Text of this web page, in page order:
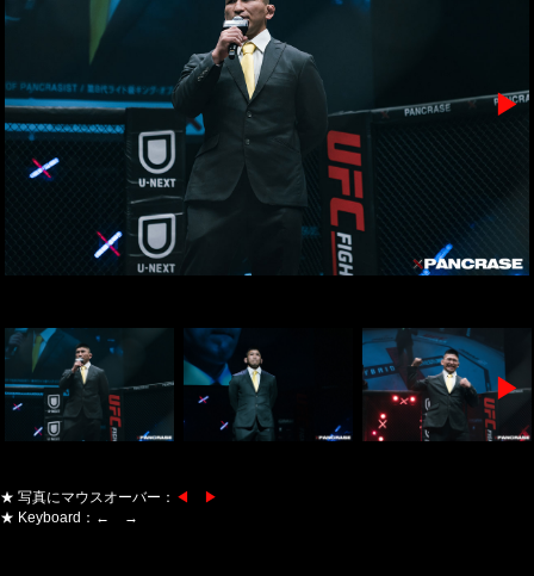
▶
▶
★ 写真にマウスオーバー： ◀ ▶
★ Keyboard：← →